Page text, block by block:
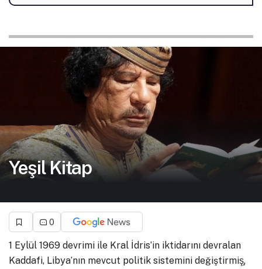
Yeşil Kitap
0
1 Eylül 1969 devrimi ile Kral İdris’in iktidarını devralan
Kaddafi, Libya’nın mevcut politik sistemini değiştirmiş̧,